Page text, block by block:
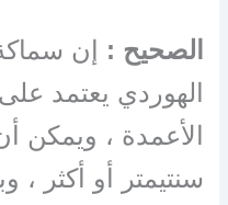
الصحيح :
إن
الهوردي يعتمد
سنتيمتر أو أكثر ،